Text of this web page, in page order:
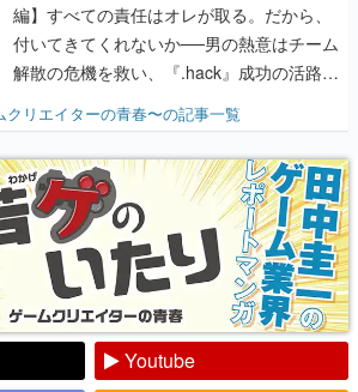
編】すべての責任はオレが取る。だから、
付いてきてくれないか──男の熱意はチーム
解散の危機を救い、『.hack』成功の活路を
『少年ジャンプ』色だった【若ゲのいた
り】
リエイターの青春〜の記事一覧
Youtube